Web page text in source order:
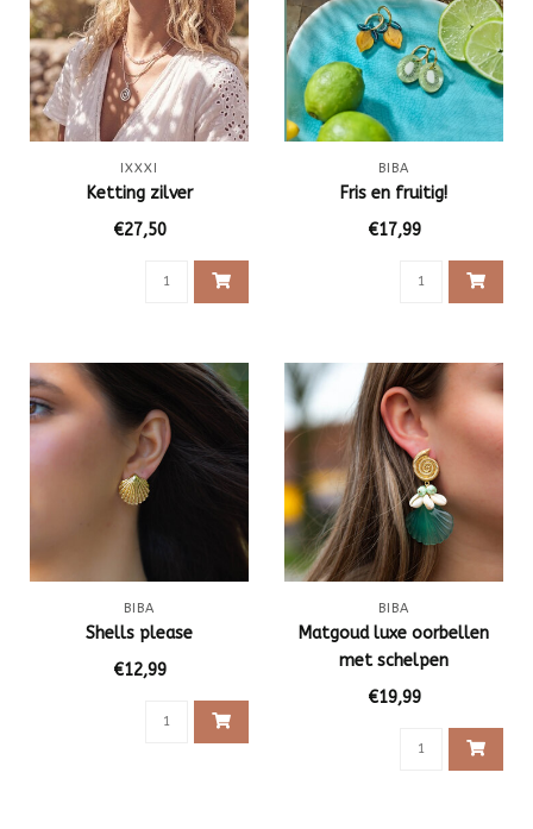
IXXXI
Ketting zilver
€27,50
BIBA
Fris en fruitig!
€17,99
BIBA
Shells please
€12,99
BIBA
Matgoud luxe oorbellen
met schelpen
€19,99